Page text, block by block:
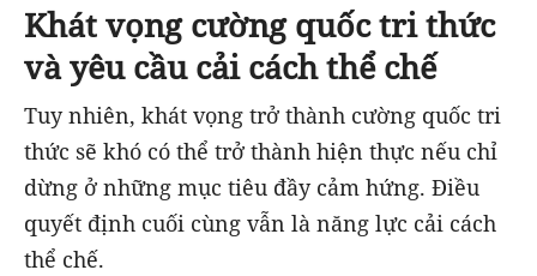
Khát vọng cường quốc tri thức
và yêu cầu cải cách thể chế
Tuy nhiên, khát vọng trở thành cường quốc tri
thức sẽ khó có thể trở thành hiện thực nếu chỉ
dừng ở những mục tiêu đầy cảm hứng. Điều
quyết định cuối cùng vẫn là năng lực cải cách
thể chế.